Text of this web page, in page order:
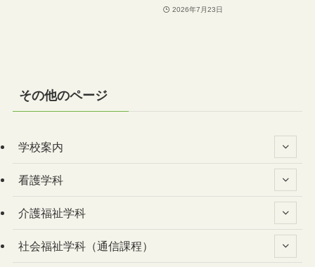
2026年7月23日
その他のページ
学校案内
看護学科
介護福祉学科
社会福祉学科（通信課程）